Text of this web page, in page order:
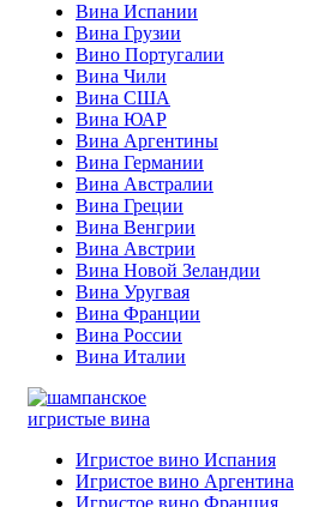
Вина Испании
Вина Грузии
Вино Португалии
Вина Чили
Вина США
Вина ЮАР
Вина Аргентины
Вина Германии
Вина Австралии
Вина Греции
Вина Венгрии
Вина Австрии
Вина Новой Зеландии
Вина Уругвая
Вина Франции
Вина России
Вина Италии
игристые вина
Игристое вино Испания
Игристое вино Аргентина
Игристое вино Франция